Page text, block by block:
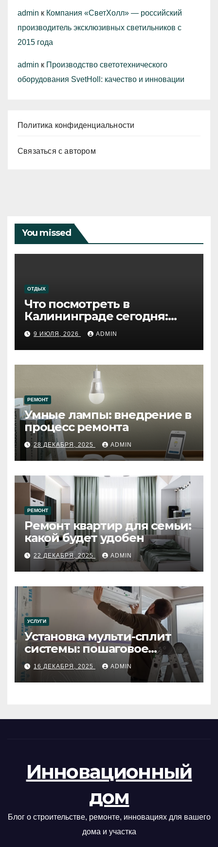
admin к Компания «СветХолл» — российский
производитель эксклюзивных светильников с
2015 года
admin к Производство светотехнического
оборудования SvetHoll: качество и инновации
Политика конфиденциальности
Связаться с автором
You missed
ОТДЫХ
Что посмотреть в
Калининграде сегодня:
путеводитель по самому
западному городу России
9 ИЮЛЯ, 2026 ADMIN
РЕМОНТ
Умные лампы: внедрение в
процесс ремонта
28 ДЕКАБРЯ, 2025 ADMIN
РЕМОНТ
Ремонт квартир для семьи:
какой будет удобен
22 ДЕКАБРЯ, 2025 ADMIN
УСЛУГИ
Установка мульти-сплит
системы: пошаговое
руководство
16 ДЕКАБРЯ, 2025 ADMIN
Инновационный
дом
Блог о строительстве, ремонте, инновациях для вашего
дома и участка